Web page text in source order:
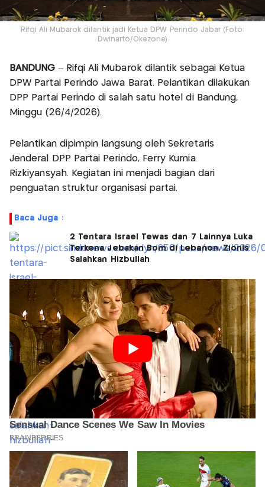
Rifqi Ali Mubarok dilantik jadi Ketua DPW Perindo Jabar (Foto:
Dwinarto/Okezone)
BANDUNG– Rifqi Ali Mubarok dilantik sebagai Ketua
DPW Partai Perindo Jawa Barat. Pelantikan dilakukan
DPP Partai Perindo di salah satu hotel di Bandung,
Minggu (26/4/2026).
Pelantikan dipimpin langsung oleh Sekretaris
Jenderal DPP Partai Perindo, Ferry Kurnia
Rizkiyansyah. Kegiatan ini menjadi bagian dari
penguatan struktur organisasi partai.
Baca Juga :
2 Tentara Israel Tewas dan 7 Lainnya Luka
Terkena Jebakan Bom di Lebanon, Zionis
Salahkan Hizbullah